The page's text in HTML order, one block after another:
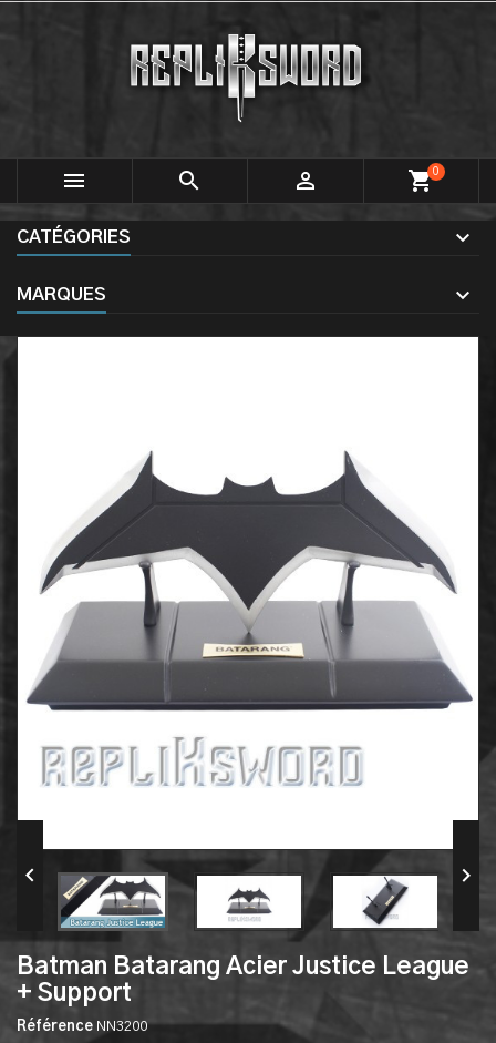
   shopping_cart0
CATÉGORIES
MARQUES
 
Batman Batarang Acier Justice League
+ Support
Référence NN3200